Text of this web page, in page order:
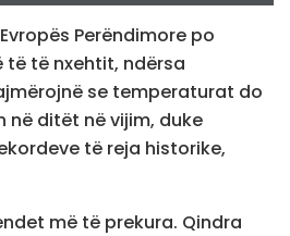
Perëndimore po
të të nxehtit, ndërsa
se temperaturat do
në ditët në vijim, duke
të reja historike,
më të prekura. Qindra